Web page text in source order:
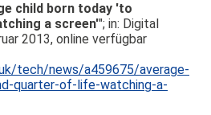
child born today 'to
a screen'"; in: Digital
2013, online verfügbar
tech/news/a459675/average-
quarter-of-life-watching-a-